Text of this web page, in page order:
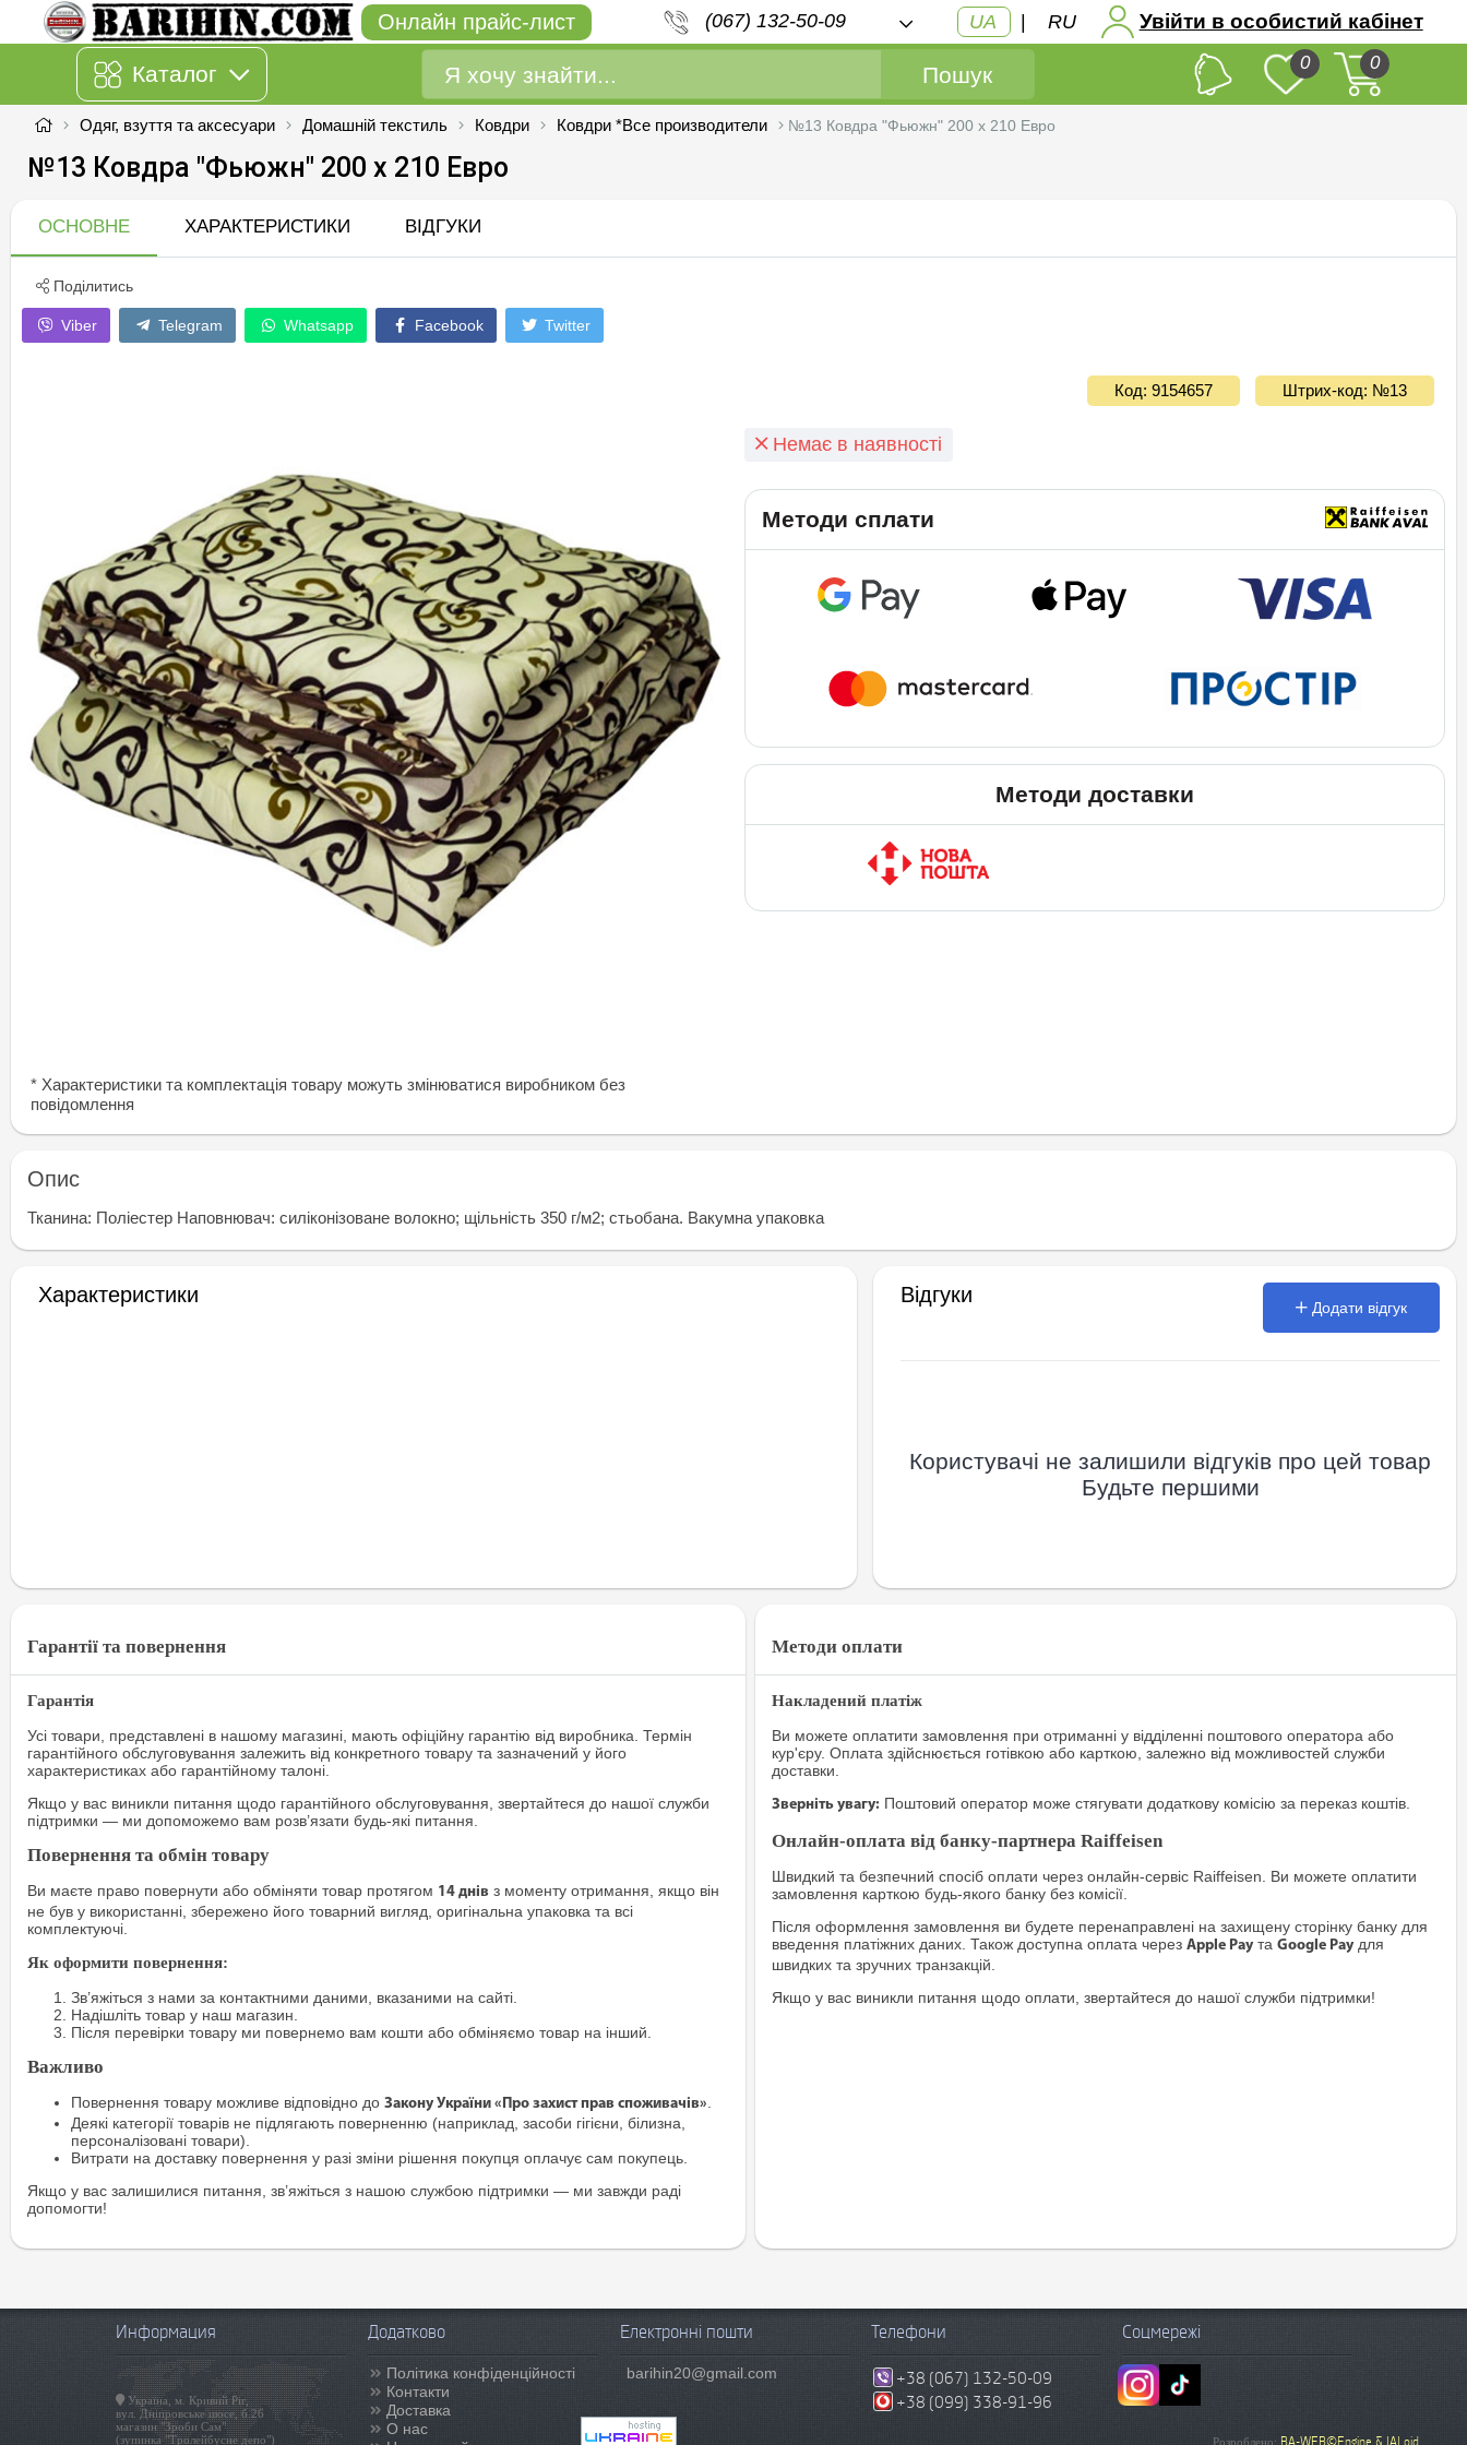
Онлайн прайс-лист (067) 132-50-09 UA | RU Увійти в особистий кабінет
Каталог Пошук 0 0
Одяг, взуття та аксесуари Домашній текстиль Ковдри Ковдри *Все производители №13 Ковдра "Фьюжн" 200 х 210 Евро
№13 Ковдра "Фьюжн" 200 х 210 Евро
ОСНОВНЕ ХАРАКТЕРИСТИКИ ВІДГУКИ
Поділитись
Viber Telegram Whatsapp Facebook Twitter
* Характеристики та комплектація товару можуть змінюватися виробником без
повідомлення
Код: 9154657 Штрих-код: №13
Немає в наявності
Методи сплати
Методи доставки
Опис
Тканина: Поліестер Наповнювач: силіконізоване волокно; щільність 350 г/м2; стьобана. Вакумна упаковка
Характеристики Відгуки
Додати відгук
Користувачі не залишили відгуків про цей товар
Будьте першими
Гарантії та повернення
Гарантія
Усі товари, представлені в нашому магазині, мають офіційну гарантію від виробника. Термін
гарантійного обслуговування залежить від конкретного товару та зазначений у його
характеристиках або гарантійному талоні.
Якщо у вас виникли питання щодо гарантійного обслуговування, звертайтеся до нашої служби
підтримки — ми допоможемо вам розв’язати будь-які питання.
Повернення та обмін товару
Ви маєте право повернути або обміняти товар протягом 14 днів з моменту отримання, якщо він
не був у використанні, збережено його товарний вигляд, оригінальна упаковка та всі
комплектуючі.
Як оформити повернення:
Зв’яжіться з нами за контактними даними, вказаними на сайті.
Надішліть товар у наш магазин.
Після перевірки товару ми повернемо вам кошти або обміняємо товар на інший.
Важливо
Повернення товару можливе відповідно до Закону України «Про захист прав споживачів»
Деякі категорії товарів не підлягають поверненню (наприклад, засоби гігієни, білизна,
персоналізовані товари).
Витрати на доставку повернення у разі зміни рішення покупця оплачує сам покупець.
Якщо у вас залишилися питання, зв’яжіться з нашою службою підтримки — ми завжди раді
допомогти!
Методи оплати
Накладений платіж
Ви можете оплатити замовлення при отриманні у відділенні поштового оператора або
кур'єру. Оплата здійснюється готівкою або карткою, залежно від можливостей служби
доставки.
Зверніть увагу: Поштовий оператор може стягувати додаткову комісію за переказ коштів.
Онлайн-оплата від банку-партнера Raiffeisen
Швидкий та безпечний спосіб оплати через онлайн-сервіс Raiffeisen. Ви можете оплатити
замовлення карткою будь-якого банку без комісії.
Після оформлення замовлення ви будете перенаправлені на захищену сторінку банку для
введення платіжних даних. Також доступна оплата черезApple Pay таGoogle Pay для
швидких та зручних транзакцій.
Якщо у вас виникли питання щодо оплати, звертайтеся до нашої служби підтримки!
Информация
Україна, м. Кривий Ріг,
вул. Дніпровське шосе, б.26
магазин "Зроби Сам"
(зупинка "Тролейбусне депо")
Додатково
Політика конфіденційності
Контакти
Доставка
О нас
Електронні пошти
barihin20@gmail.com
Телефони
+38 (067) 132-50-09
+38 (099) 338-91-96
Соцмережі
Розроблено: BA-WEB©Engine & IALoid